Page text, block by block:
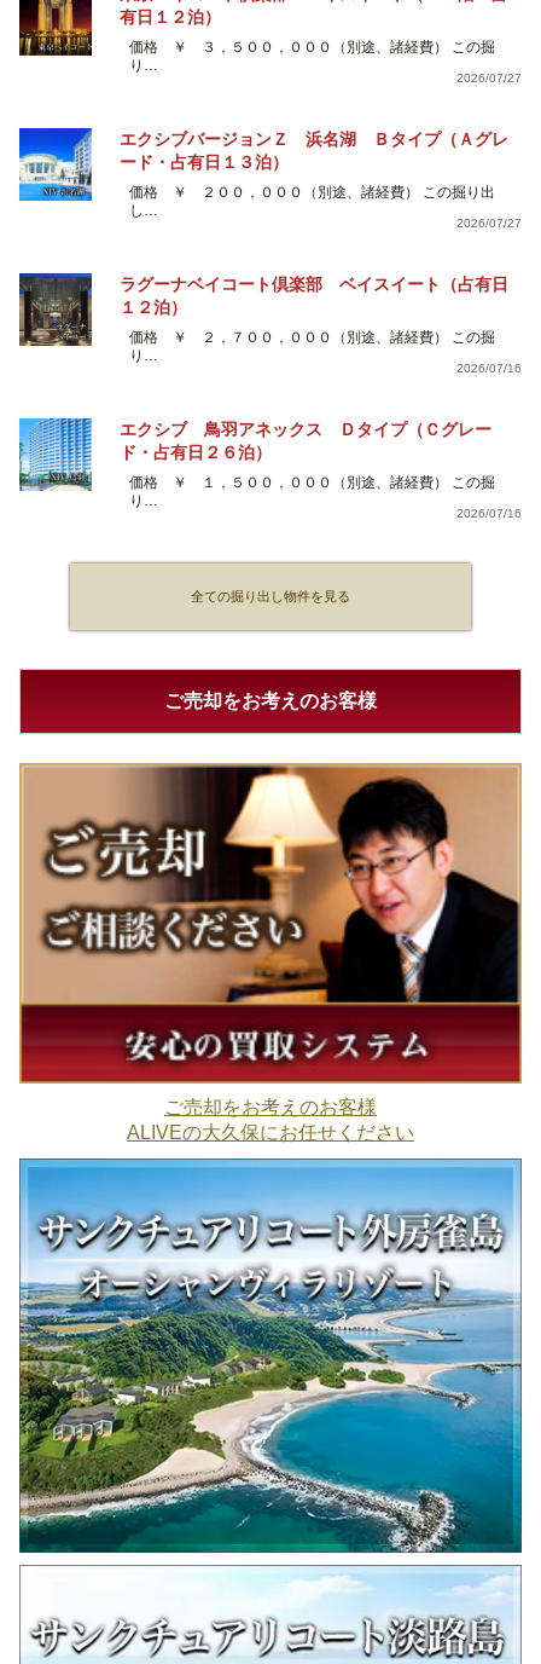
有日１２泊）
価格 ￥ ３，５００，０００（別途、諸経費） この掘
り…
2026/07/27
エクシブバージョンＺ 浜名湖 Ｂタイプ（Ａグレ
ード・占有日１３泊）
価格 ￥ ２００，０００（別途、諸経費） この掘り出
し…
2026/07/27
ラグーナベイコート倶楽部 ベイスイート（占有日
１２泊）
価格 ￥ ２，７００，０００（別途、諸経費） この掘
り…
2026/07/16
エクシブ 鳥羽アネックス Ｄタイプ（Ｃグレー
ド・占有日２６泊）
価格 ￥ １，５００，０００（別途、諸経費） この掘
り…
2026/07/16
全ての掘り出し物件を見る
ご売却をお考えのお客様
ご売却をお考えのお客様
ALIVEの大久保にお任せください